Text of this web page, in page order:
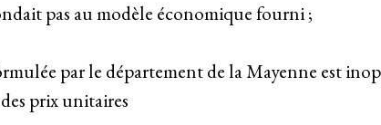
pas au modèle économique fourni ;
par le département de la Mayenne est
prix unitaires